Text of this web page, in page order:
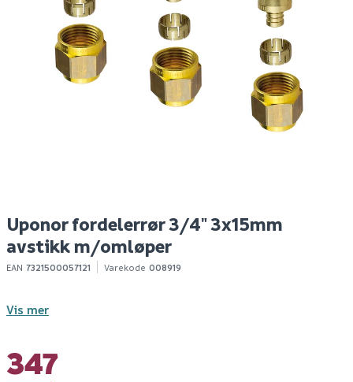
rørgjennomføring til
fordelerskap 10-pk
25/20mm-28/23mm
Uponor fordelerrør
3/4" 2x15mm avstikk
m/omløper
287
Uponor fordelerrør 3/4" 3x15mm
avstikk m/omløper
EAN 7321500057121 Varekode 008919
Vis mer
347